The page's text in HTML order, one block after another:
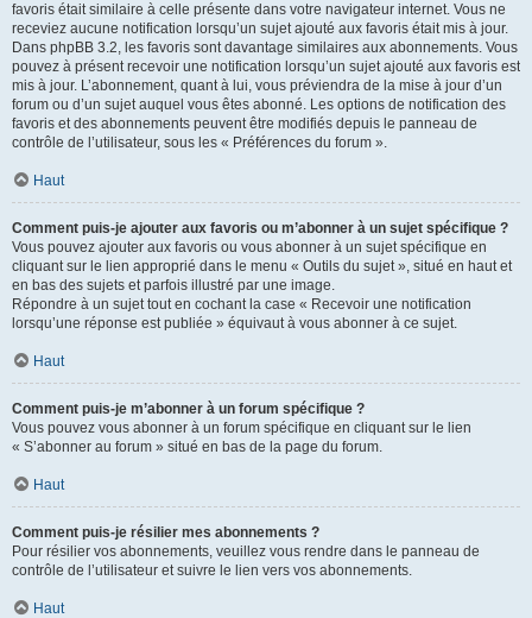
favoris était similaire à celle présente dans votre navigateur internet. Vous ne
receviez aucune notification lorsqu’un sujet ajouté aux favoris était mis à jour.
Dans phpBB 3.2, les favoris sont davantage similaires aux abonnements. Vous
pouvez à présent recevoir une notification lorsqu’un sujet ajouté aux favoris est
mis à jour. L’abonnement, quant à lui, vous préviendra de la mise à jour d’un
forum ou d’un sujet auquel vous êtes abonné. Les options de notification des
favoris et des abonnements peuvent être modifiés depuis le panneau de
contrôle de l’utilisateur, sous les « Préférences du forum ».
Haut
Comment puis-je ajouter aux favoris ou m’abonner à un sujet spécifique ?
Vous pouvez ajouter aux favoris ou vous abonner à un sujet spécifique en
cliquant sur le lien approprié dans le menu « Outils du sujet », situé en haut et
en bas des sujets et parfois illustré par une image.
Répondre à un sujet tout en cochant la case « Recevoir une notification
lorsqu’une réponse est publiée » équivaut à vous abonner à ce sujet.
Haut
Comment puis-je m’abonner à un forum spécifique ?
Vous pouvez vous abonner à un forum spécifique en cliquant sur le lien
« S’abonner au forum » situé en bas de la page du forum.
Haut
Comment puis-je résilier mes abonnements ?
Pour résilier vos abonnements, veuillez vous rendre dans le panneau de
contrôle de l’utilisateur et suivre le lien vers vos abonnements.
Haut